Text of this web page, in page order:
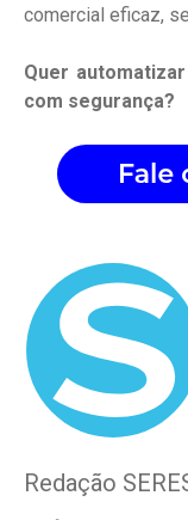
comercial eficaz,
Quer
com segurança?
Redação